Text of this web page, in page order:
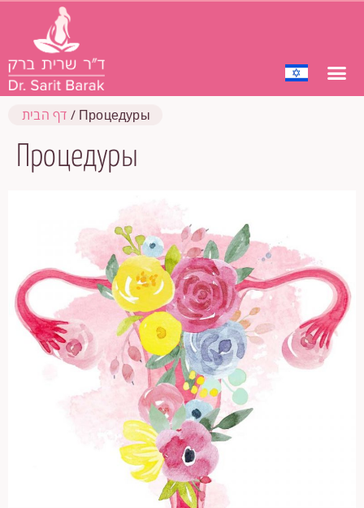
דף הבית / Процедуры
Процедуры